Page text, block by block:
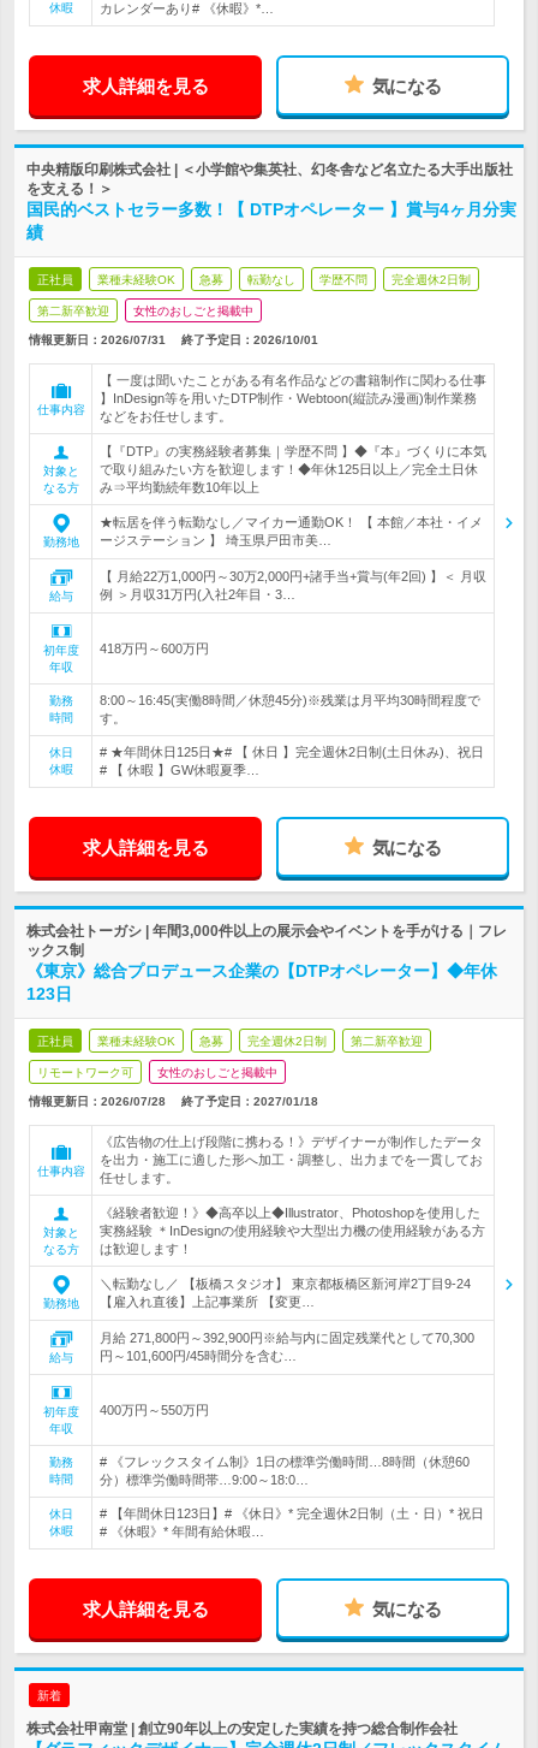
休暇
カレンダーあり# 《休暇》*…
求人詳細を見る 気になる
中央精版印刷株式会社 | ＜小学館や集英社、幻冬舎など名立たる大手出版社
を支える！＞
国民的ベストセラー多数！【 DTPオペレーター 】賞与4ヶ月分実
績
正社員 業種未経験OK 急募 転勤なし 学歴不問 完全週休2日制
第二新卒歓迎 女性のおしごと掲載中
情報更新日：2026/07/31 終了予定日： 2026/10/01
仕事内容
【 一度は聞いたことがある有名作品などの書籍制作に関わる仕事
】InDesign等を用いたDTP制作・Webtoon(縦読み漫画)制作業務
などをお任せします。
対象と
なる方
【『DTP』の実務経験者募集｜学歴不問 】◆『本』づくりに本気
で取り組みたい方を歓迎します！◆年休125日以上／完全土日休
み⇒平均勤続年数10年以上
勤務地
★転居を伴う転勤なし／マイカー通勤OK！ 【 本館／本社・イメ
ージステーション 】 埼玉県戸田市美…
給与
【 月給22万1,000円～30万2,000円+諸手当+賞与(年2回) 】＜ 月収
例 ＞月収31万円(入社2年目・3…
初年度
年収
418万円～600万円
勤務
時間
8:00～16:45(実働8時間／休憩45分)※残業は月平均30時間程度で
す。
休日
休暇
# ★年間休日125日★# 【 休日 】完全週休2日制(土日休み)、祝日
# 【 休暇 】GW休暇夏季…
求人詳細を見る 気になる
株式会社トーガシ | 年間3,000件以上の展示会やイベントを手がける｜フレ
ックス制
《東京》総合プロデュース企業の【DTPオペレーター】◆年休
123日
正社員 業種未経験OK 急募 完全週休2日制 第二新卒歓迎
リモートワーク可 女性のおしごと掲載中
情報更新日：2026/07/28 終了予定日： 2027/01/18
仕事内容
《広告物の仕上げ段階に携わる！》デザイナーが制作したデータ
を出力・施工に適した形へ加工・調整し、出力までを一貫してお
任せします。
対象と
なる方
《経験者歓迎！》◆高卒以上◆Illustrator、Photoshopを使用した
実務経験 ＊InDesignの使用経験や大型出力機の使用経験がある方
は歓迎します！
勤務地
＼転勤なし／ 【板橋スタジオ】 東京都板橋区新河岸2丁目9-24
【雇入れ直後】上記事業所 【変更…
給与
月給 271,800円～392,900円※給与内に固定残業代として70,300
円～101,600円/45時間分を含む…
初年度
年収
400万円～550万円
勤務
時間
# 《フレックスタイム制》1日の標準労働時間…8時間（休憩60
分）標準労働時間帯…9:00～18:0…
休日
休暇
# 【年間休日123日】# 《休日》* 完全週休2日制（土・日）* 祝日
# 《休暇》* 年間有給休暇…
求人詳細を見る 気になる
新着
株式会社甲南堂 | 創立90年以上の安定した実績を持つ総合制作会社